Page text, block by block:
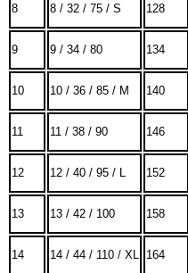
8 8 / 32 / 75 / S 128
9 9 / 34 / 80 134
10 10 / 36 / 85 / M 140
11 11 / 38 / 90 146
12 12 / 40 / 95 / L 152
13 13 / 42 / 100 158
14 14 / 44 / 110 / XL 164